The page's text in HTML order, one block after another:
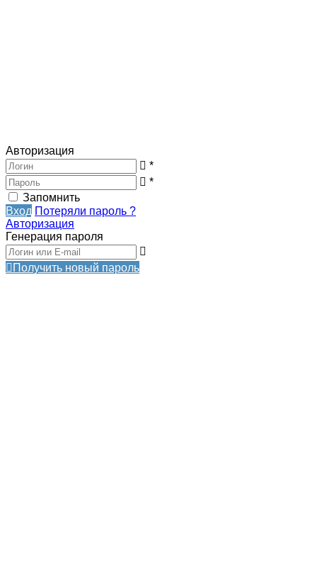
Авторизация
*
*
Запомнить
Вход Потеряли пароль ?
Авторизация
Генерация пароля
Получить новый пароль